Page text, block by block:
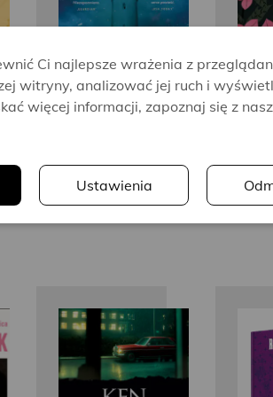
Ken Follett
Ci najlepsze wrażenia z
witryny, analizować jej ruch i
więcej informacji, zapoznaj się z
Ustawienia